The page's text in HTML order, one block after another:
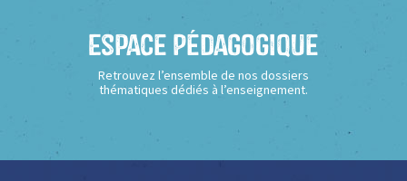
Espace Pédagogique
Retrouvez l’ensemble de nos dossiers
thématiques dédiés à l’enseignement.